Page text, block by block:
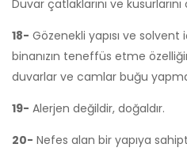
Duvar çatlaklarını ve kusurlarını
18- Gözenekli yapısı ve
binanızın teneffüs etme
duvarlar ve camlar buğu
19- Alerjen değildir, doğaldır.
20- Nefes alan bir yapıya